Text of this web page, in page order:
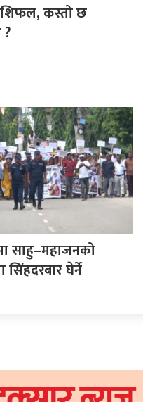
कस्तो छ
साहु–महाजनको
सिंहदरबार घेर्ने